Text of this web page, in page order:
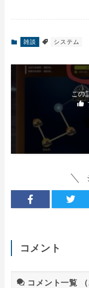
雑談 システム
この
コメント
コメント一覧